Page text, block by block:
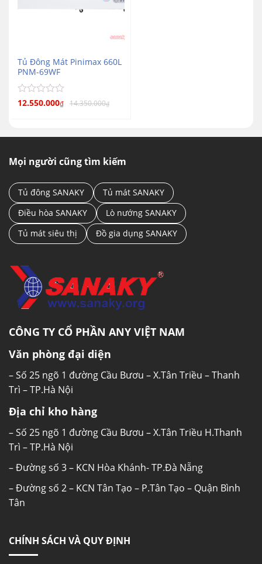
Tủ Đông Mát Pinimax 660L
PNM-69WF
Được
5
12.550.000₫ 14.350.000₫
Mọi người cũng tìm kiếm
Tủ đông SANAKY
Tủ mát SANAKY
Điều hòa SANAKY
Lò nướng SANAKY
Tủ mát siêu thị
Đồ gia dụng SANAKY
CÔNG TY CỔ PHẦN ANY VIỆT NAM
Văn phòng đại diện
– Số 25 ngõ 1 đường Cầu Bươu – X.Tân Triều – Thanh
Trì – TP.Hà Nội
Địa chỉ kho hàng
– Số 25 ngõ 1 đường Cầu Bươu – X.Tân Triều H.Thanh
Trì – TP.Hà Nội
– Đường số 3 – KCN Hòa Khánh- TP.Đà Nẵng
– Đường số 2 – KCN Tân Tạo – P.Tân Tạo – Quận Bình
Tân
CHÍNH SÁCH VÀ QUY ĐỊNH